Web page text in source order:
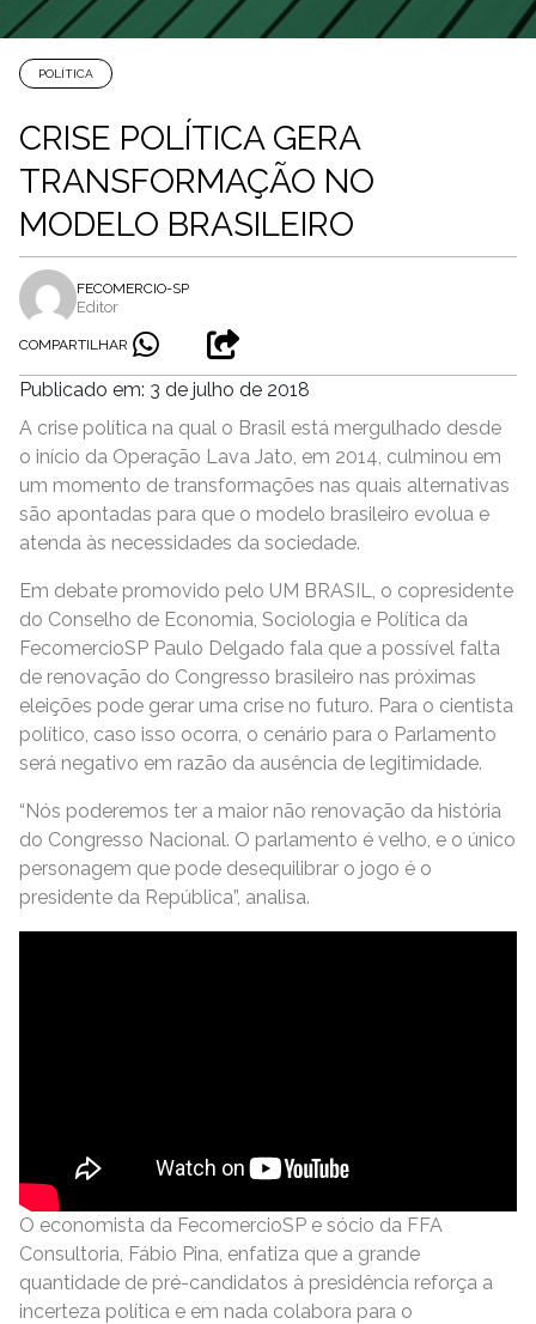
POLÍTICA
CRISE POLÍTICA GERA
TRANSFORMAÇÃO NO
MODELO BRASILEIRO
COMPARTILHAR
FECOMERCIO-SP
Editor
Publicado em: 3 de julho de 2018
A crise política na qual o Brasil está mergulhado desde
o início da Operação Lava Jato, em 2014, culminou em
um momento de transformações nas quais alternativas
são apontadas para que o modelo brasileiro evolua e
atenda às necessidades da sociedade.
Em debate promovido pelo UM BRASIL, o copresidente
do Conselho de Economia, Sociologia e Política da
FecomercioSP Paulo Delgado fala que a possível falta
de renovação do Congresso brasileiro nas próximas
eleições pode gerar uma crise no futuro. Para o cientista
político, caso isso ocorra, o cenário para o Parlamento
será negativo em razão da ausência de legitimidade.
“Nós poderemos ter a maior não renovação da história
do Congresso Nacional. O parlamento é velho, e o único
personagem que pode desequilibrar o jogo é o
presidente da República”, analisa.
O economista da FecomercioSP e sócio da FFA
Consultoria, Fábio Pina, enfatiza que a grande
quantidade de pré-candidatos à presidência reforça a
incerteza política e em nada colabora para o